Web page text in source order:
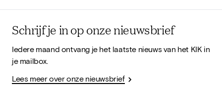
Schrijf je in op onze nieuwsbrief
Iedere maand ontvang je het laatste nieuws van het KIK in
je mailbox.
Lees meer over onze nieuwsbrief